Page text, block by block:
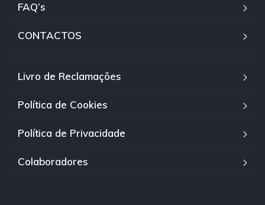
FAQ’s
CONTACTOS
Livro de Reclamações
Política de Cookies
Política de Privacidade
Colaboradores